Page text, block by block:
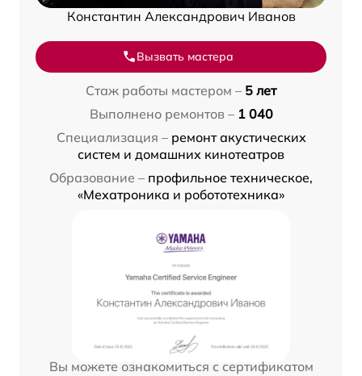
Константин Александрович Иванов
Вызвать мастера
Стаж работы мастером – 5 лет
Выполнено ремонтов – 1 040
Специализация – ремонт акустических
систем и домашних кинотеатров
Образование – профильное техническое,
«Мехатроника и робототехника»
Вы можете ознакомиться с сертификатом